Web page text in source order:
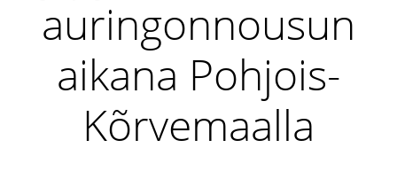
auringonnousun
aikana Pohjois-
Kõrvemaalla